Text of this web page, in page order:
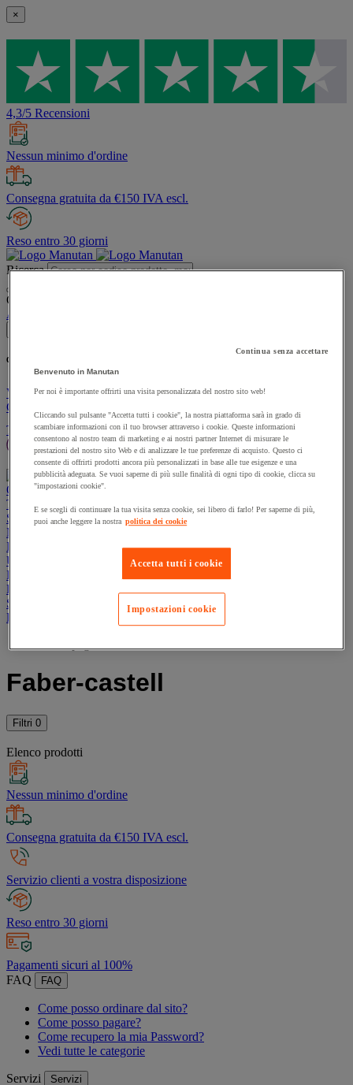
×
4,3/5 Recensioni
Nessun minimo d'ordine
Consegna gratuita da €150 IVA escl.
Reso entro 30 giorni
Ricerca
Contenuti del sito consigliati e menù cronologia delle ricerche
Account
% nuovo/i prodotto/i:
Vai al carrello
Continua
Tutti i prodotti
Offerte
Prodotti sostenibili
Manutan Expert
Prodotti in pronta consegna
Traccia il tuo ordine
Ordine rapido Contatti
Offerte Prodotti sostenibili
Traccia il tuo ordine
Ordine rapido
Contatti
Sicurezza e salute
Magazzino
Igiene
Ufficio e smart working
Imballaggio e contenitori
Forniture industriali e utensili
Spazi esterni
Ristorazione
Faber-castell
Filtri 0
Elenco prodotti
Nessun minimo d'ordine
Consegna gratuita da €150 IVA escl.
Servizio clienti a vostra disposizione
Reso entro 30 giorni
Pagamenti sicuri al 100%
FAQ
FAQ
Come posso ordinare dal sito?
Come posso pagare?
Come recupero la mia Password?
Vedi tutte le categorie
Servizi Servizi
Continua senza accettare
Benvenuto in Manutan
Per noi è importante offrirti una visita personalizzata del nostro sito web!
Cliccando sul pulsante "Accetta tutti i cookie", la nostra piattaforma sarà in grado di
scambiare informazioni con il tuo browser attraverso i cookie. Queste informazioni
consentono al nostro team di marketing e ai nostri partner Internet di misurare le
prestazioni del nostro sito Web e di analizzare le tue preferenze di acquisto. Questo ci
consente di offrirti prodotti ancora più personalizzati in base alle tue esigenze e una
pubblicità adeguata. Se vuoi saperne di più sulle finalità di ogni tipo di cookie, clicca su
"impostazioni cookie".
E se scegli di continuare la tua visita senza cookie, sei libero di farlo! Per saperne di più,
puoi anche leggere la nostra politica dei cookie
Accetta tutti i cookie
Impostazioni cookie